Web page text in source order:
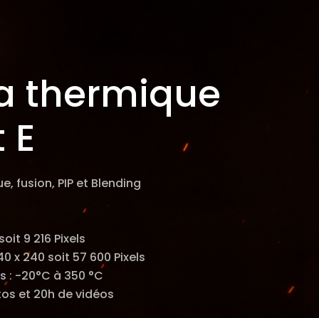
thermique
fusion, PIP et Blending
9 216 Pixels
x 240 soit 57 600 Pixels
: -20°C à 350 °C
et 20h de vidéos